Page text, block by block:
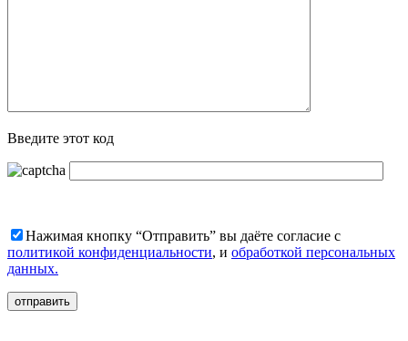
Введите этот код
Нажимая кнопку “Отправить” вы даёте согласие с
политикой конфиденциальности, и обработкой персональных
данных.